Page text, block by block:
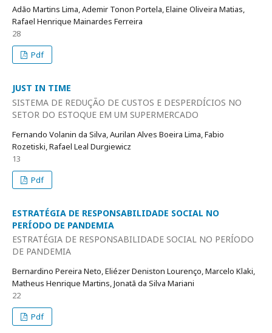
Adão Martins Lima, Ademir Tonon Portela, Elaine Oliveira Matias,
Rafael Henrique Mainardes Ferreira
28
Pdf
JUST IN TIME
SISTEMA DE REDUÇÃO DE CUSTOS E DESPERDÍCIOS NO
SETOR DO ESTOQUE EM UM SUPERMERCADO
Fernando Volanin da Silva, Aurilan Alves Boeira Lima, Fabio
Rozetiski, Rafael Leal Durgiewicz
13
Pdf
ESTRATÉGIA DE RESPONSABILIDADE SOCIAL NO
PERÍODO DE PANDEMIA
ESTRATÉGIA DE RESPONSABILIDADE SOCIAL NO PERÍODO
DE PANDEMIA
Bernardino Pereira Neto, Eliézer Deniston Lourenço, Marcelo Klaki,
Matheus Henrique Martins, Jonatã da Silva Mariani
22
Pdf